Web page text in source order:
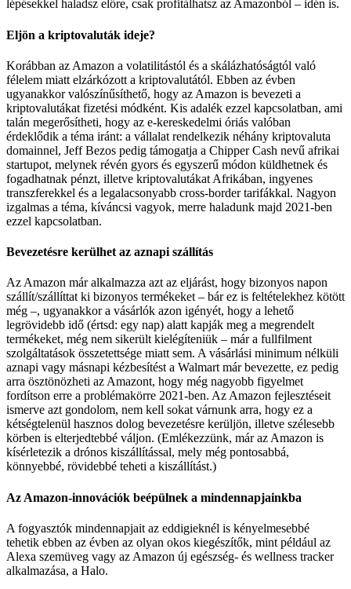
lépésekkel haladsz előre, csak profitálhatsz az Amazonból – idén is.
Eljön a kriptovaluták ideje?
Korábban az Amazon a volatilitástól és a skálázhatóságtól való
félelem miatt elzárkózott a kriptovalutától. Ebben az évben
ugyanakkor valószínűsíthető, hogy az Amazon is bevezeti a
kriptovalutákat fizetési módként. Kis adalék ezzel kapcsolatban, ami
talán megerősítheti, hogy az e-kereskedelmi óriás valóban
érdeklődik a téma iránt: a vállalat rendelkezik néhány kriptovaluta
domainnel, Jeff Bezos pedig támogatja a Chipper Cash nevű afrikai
startupot, melynek révén gyors és egyszerű módon küldhetnek és
fogadhatnak pénzt, illetve kriptovalutákat Afrikában, ingyenes
transzferekkel és a legalacsonyabb cross-border tarifákkal. Nagyon
izgalmas a téma, kíváncsi vagyok, merre haladunk majd 2021-ben
ezzel kapcsolatban.
Bevezetésre kerülhet az aznapi szállítás
Az Amazon már alkalmazza azt az eljárást, hogy bizonyos napon
szállít/szállíttat ki bizonyos termékeket – bár ez is feltételekhez kötött
még –, ugyanakkor a vásárlók azon igényét, hogy a lehető
legrövidebb idő (értsd: egy nap) alatt kapják meg a megrendelt
termékeket, még nem sikerült kielégíteniük – már a fullfilment
szolgáltatások összetettsége miatt sem. A vásárlási minimum nélküli
aznapi vagy másnapi kézbesítést a Walmart már bevezette, ez pedig
arra ösztönözheti az Amazont, hogy még nagyobb figyelmet
fordítson erre a problémakörre 2021-ben. Az Amazon fejlesztéseit
ismerve azt gondolom, nem kell sokat várnunk arra, hogy ez a
kétségtelenül hasznos dolog bevezetésre kerüljön, illetve szélesebb
körben is elterjedtebbé váljon. (Emlékezzünk, már az Amazon is
kísérletezik a drónos kiszállítással, mely még pontosabbá,
könnyebbé, rövidebbé teheti a kiszállítást.)
Az Amazon-innovációk beépülnek a mindennapjainkba
A fogyasztók mindennapjait az eddigieknél is kényelmesebbé
tehetik ebben az évben az olyan okos kiegészítők, mint például az
Alexa szemüveg vagy az Amazon új egészség- és wellness tracker
alkalmazása, a Halo.